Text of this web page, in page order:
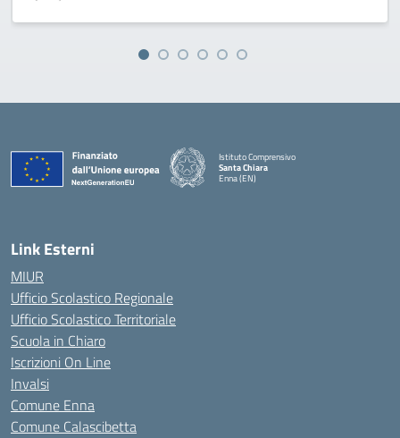
Istituto Comprensivo
Santa Chiara
Enna (EN)
Link Esterni
MIUR
Ufficio Scolastico Regionale
Ufficio Scolastico Territoriale
Scuola in Chiaro
Iscrizioni On Line
Invalsi
Comune Enna
Comune Calascibetta